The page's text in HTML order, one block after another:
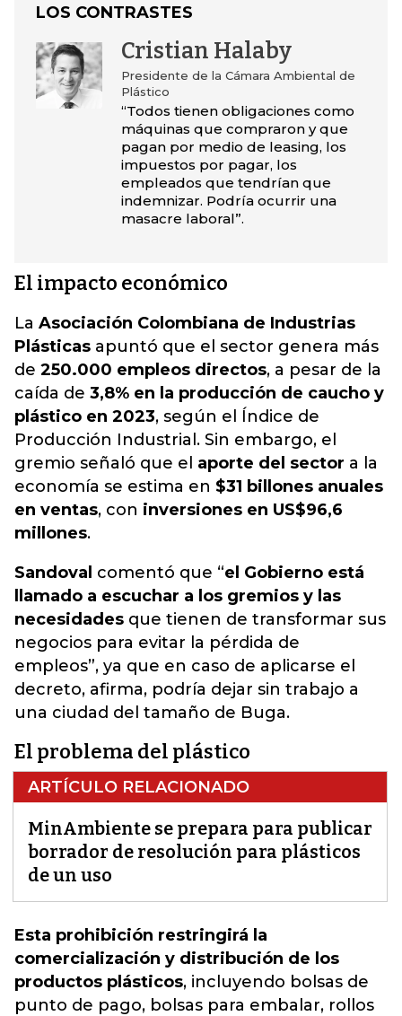
LOS CONTRASTES
Cristian Halaby
Presidente de la Cámara Ambiental de
Plástico
“Todos tienen obligaciones como
máquinas que compraron y que
pagan por medio de leasing, los
impuestos por pagar, los
empleados que tendrían que
indemnizar. Podría ocurrir una
masacre laboral”.
El impacto económico
La Asociación Colombiana de Industrias
Plásticas apuntó que el sector genera más
de 250.000 empleos directos, a pesar de la
caída de 3,8% en la producción de caucho y
plástico en 2023, según el Índice de
Producción Industrial. Sin embargo, el
gremio señaló que el aporte del sector a la
economía se estima en $31 billones anuales
en ventas, con inversiones en US$96,6
millones.
Sandoval comentó que “el Gobierno está
llamado a escuchar a los gremios y las
necesidades que tienen de transformar sus
negocios para evitar la pérdida de
empleos”, ya que en caso de aplicarse el
decreto, afirma, podría dejar sin trabajo a
una ciudad del tamaño de Buga.
El problema del plástico
ARTÍCULO RELACIONADO
MinAmbiente se prepara para publicar
borrador de resolución para plásticos
de un uso
Esta prohibición restringirá la
comercialización y distribución de los
productos plásticos, incluyendo bolsas de
punto de pago, bolsas para embalar, rollos